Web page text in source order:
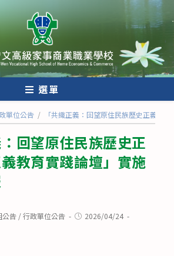
選單
單位公告 / 「共織正義：回望原住民族歷史正義與
：回望原住民族歷史正
教育實踐論壇」實施
公告 /行政單位公告
Post2026/04/24